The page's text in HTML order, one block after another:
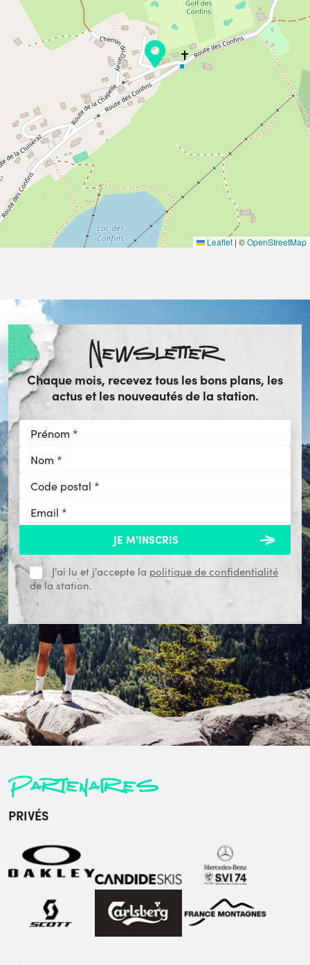
Leaflet | ©OpenStreetMap
Newsletter
Chaque mois, recevez tous les bons plans, les
actus et les nouveautés de la station.
J'ai lu et j'accepte la politique de confidentialité
de la station.
Partenaires
PRIVÉS